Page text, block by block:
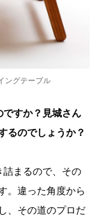
ングテーブル
すか？見城さん
るのでしょうか？
まるので、その
。違った角度から
、その道のプロだ